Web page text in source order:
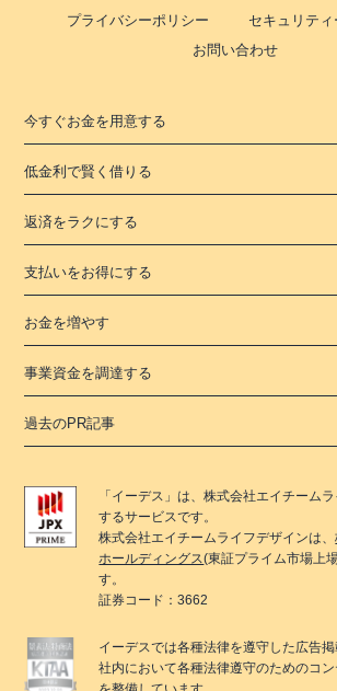
プライバシーポリシー
セキュリテ
お問い合わせ
今すぐお金を用意する
低金利で賢く借りる
返済をラクにする
支払いをお得にする
お金を増やす
事業資金を調達する
過去のPR記事
「 イーデス 」は、株式会社エイチーム
するサービスです。
株式会社エイチームライフデザインは、
ホールディングス(東証プライム市場上
す。
証券コード：3662
イーデスでは各種法律を遵守した広告掲
社内において各種法律遵守のためのコ